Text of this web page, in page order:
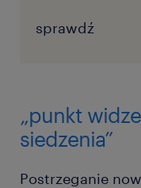
sprawdź
„punkt
siedzenia”
Postrzeganie